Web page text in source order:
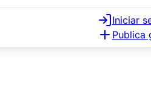
Iniciar
Publica